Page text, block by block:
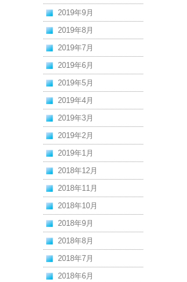
2019年9月
2019年8月
2019年7月
2019年6月
2019年5月
2019年4月
2019年3月
2019年2月
2019年1月
2018年12月
2018年11月
2018年10月
2018年9月
2018年8月
2018年7月
2018年6月